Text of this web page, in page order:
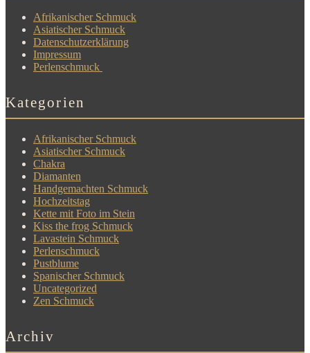
Afrikanischer Schmuck
Asiatischer Schmuck
Datenschutzerklärung
Impressum
Perlenschmuck
Kategorien
Afrikanischer Schmuck
Asiatischer Schmuck
Chakra
Diamanten
Handgemachten Schmuck
Hochzeitstag
Kette mit Foto im Stein
Kiss the frog Schmuck
Lavastein Schmuck
Perlenschmuck
Pustblume
Spanischer Schmuck
Uncategorized
Zen Schmuck
Archiv